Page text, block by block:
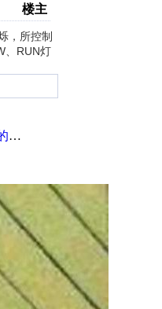
楼主
，所控制
、RUN灯